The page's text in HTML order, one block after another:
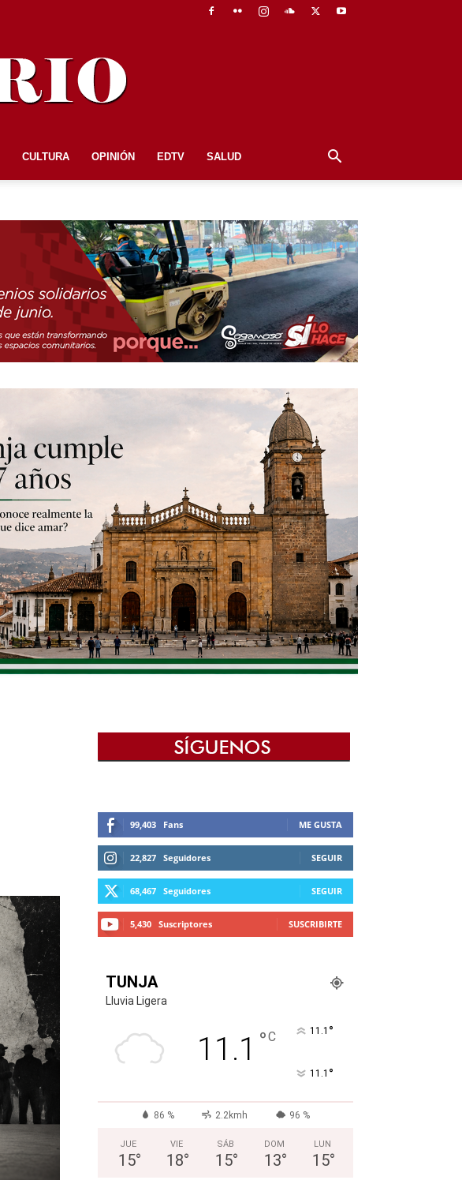
CULTURA OPINIÓN EDTV SALUD
99,403 Fans ME GUSTA
22,827 Seguidores SEGUIR
68,467 Seguidores SEGUIR
5,430 Suscriptores SUSCRIBIRTE
TUNJA
Lluvia Ligera
11.1 °C 11.1 °
11.1 °
86 % 2.2kmh 96 %
JUE
15°
VIE
18°
SÁB
15°
DOM
13°
LUN
15°